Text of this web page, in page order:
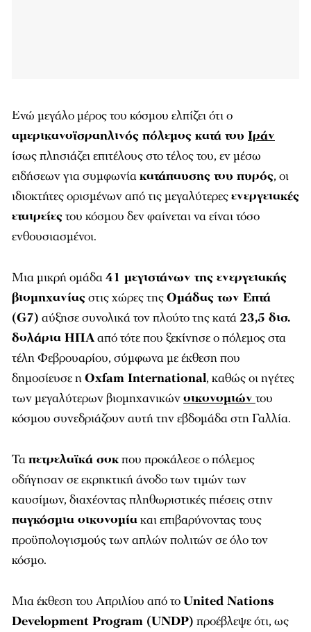
Ενώ μεγάλο μέρος του κόσμου ελπίζει ότι ο
αμερικανοϊσραηλινός πόλεμος κατά του Ιράν
ίσως πλησιάζει επιτέλους στο τέλος του, εν μέσω
ειδήσεων για συμφωνίακατάπαυσης του πυρός, οι
ιδιοκτήτες ορισμένων από τις μεγαλύτερεςενεργειακές
εταιρείεςτου κόσμου δεν φαίνεται να είναι τόσο
ενθουσιασμένοι.
Μια μικρή ομάδα41 μεγιστάνων της ενεργειακής
βιομηχανίαςστις χώρες τηςΟμάδας των Επτά
(G7) αύξησε συνολικά τον πλούτο της κατά23,5 δισ.
δολάρια ΗΠΑαπό τότε που ξεκίνησε ο πόλεμος στα
τέλη Φεβρουαρίου, σύμφωνα με έκθεση που
δημοσίευσε ηOxfam International, καθώς οι ηγέτες
των μεγαλύτερων βιομηχανικώνοικονομιών του
κόσμου συνεδριάζουν αυτή την εβδομάδα στη Γαλλία.
Ταπετρελαϊκά σοκπου προκάλεσε ο πόλεμος
οδήγησαν σε εκρηκτική άνοδο των τιμών των
καυσίμων, διαχέοντας πληθωριστικές πιέσεις στην
παγκόσμια οικονομίακαι επιβαρύνοντας τους
προϋπολογισμούς των απλών πολιτών σε όλο τον
κόσμο.
Μια έκθεση του Απριλίου από τοUnited Nations
Development Program (UNDP) προέβλεψε ότι, ως